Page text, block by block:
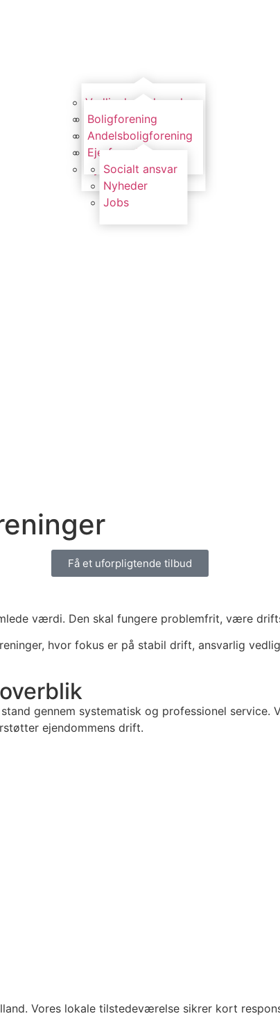
Vedligeholdelsesplan
Service
Reparation
Modernisering
Ny elevator/lift
Boligforening
Andelsboligforening
Ejerforening
Socialt ansvar
Nyheder
Jobs
Få et uforpligtende tilbud
værdi. Den skal fungere problemfrit, være
hvor fokus er på stabil drift, ansvarlig
gennem systematisk og professionel service.
ejendommens drift.
Vores lokale tilstedeværelse sikrer kort